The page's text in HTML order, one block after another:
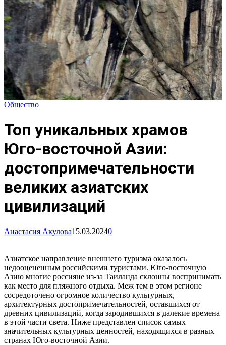
Общество
Топ уникальных храмов
Юго-восточной Азии:
достопримечательности
великих азиатских
цивилизаций
Анастасия Акулова15.03.20240
Азиатское направление внешнего туризма оказалось
недооцененным российскими туристами. Юго-восточную
Азию многие россияне из-за Таиланда склонны воспринимать
как место для пляжного отдыха. Меж тем в этом регионе
сосредоточено огромное количество культурных,
архитектурных достопримечательностей, оставшихся от
древних цивилизаций, когда зародившихся в далекие времена
в этой части света. Ниже представлен список самых
значительных культурных ценностей, находящихся в разных
странах Юго-восточной Азии.